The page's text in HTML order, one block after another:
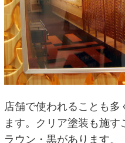
店舗で使われることも多
ます。クリア塗装も施
ラウン・黒があります。